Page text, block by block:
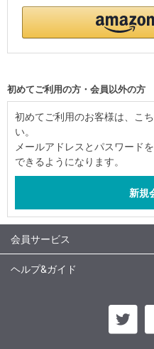
初めてご利用の方・会員以外の方
初めてご利用のお客様は、こ
い。
メールアドレスとパスワード
できるようになります。
会員サービス
ヘルプ&ガイド